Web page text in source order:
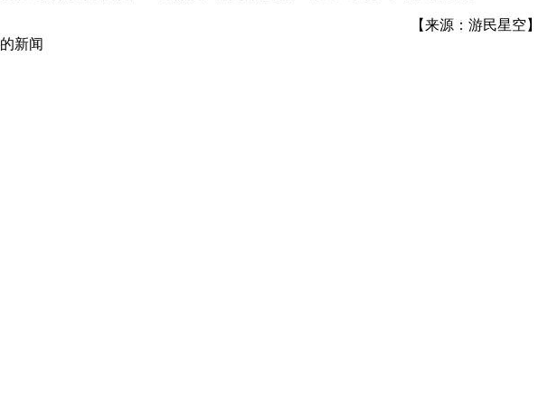
【来源：游民星空】
的新闻